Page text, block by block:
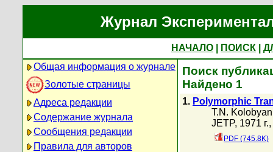
Журнал
НАЧАЛО ПОИСК
Общая информация о журнале
Золотые страницы
Адреса редакции
Содержание журнала
Сообщения редакции
Правила для авторов
Поиск
Найдено 1
1. Polymorphic
T.N.
JETP, 1971 г.,
PDF (745.8K)